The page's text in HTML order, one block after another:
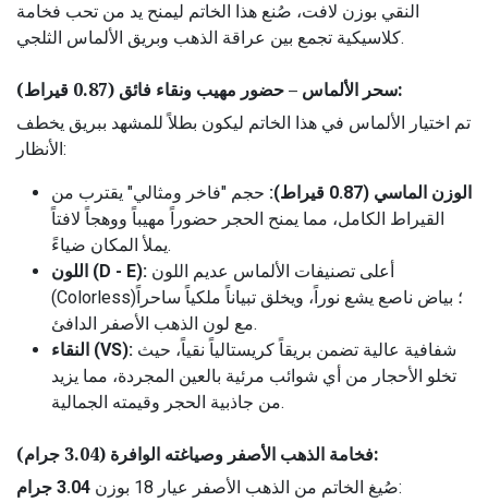
النقي بوزن لافت، صُنع هذا الخاتم ليمنح يد من تحب فخامة
كلاسيكية تجمع بين عراقة الذهب وبريق الألماس الثلجي.
سحر الألماس – حضور مهيب ونقاء فائق (0.87 قيراط):
تم اختيار الألماس في هذا الخاتم ليكون بطلاً للمشهد ببريق يخطف
الأنظار:
الوزن الماسي (0.87 قيراط):
حجم "فاخر ومثالي" يقترب من
القيراط الكامل، مما يمنح الحجر حضوراً مهيباً ووهجاً لافتاً
يملأ المكان ضياءً.
اللون (D - E):
(Colorless)؛ بياض ناصع يشع نوراً، ويخلق تبياناً ملكياً ساحراً
مع لون الذهب الأصفر الدافئ.
النقاء (VS):
تخلو الأحجار من أي شوائب مرئية بالعين المجردة، مما يزيد
من جاذبية الحجر وقيمته الجمالية.
فخامة الذهب الأصفر وصياغته الوافرة (3.04 جرام):
صُيغ الخاتم من الذهب الأصفر عيار 18 بوزن 3.04 جرام :